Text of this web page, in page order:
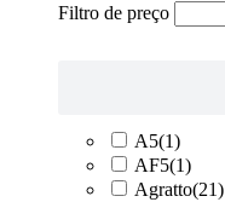
Filtro de preço
A5(1)
AF5(1)
Agratto(21)